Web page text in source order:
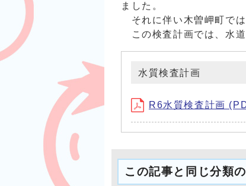
ました。
それに伴い木曽岬町で
この検査計画では、水道
水質検査計画
R6水質検査計画
この記事と同じ分類